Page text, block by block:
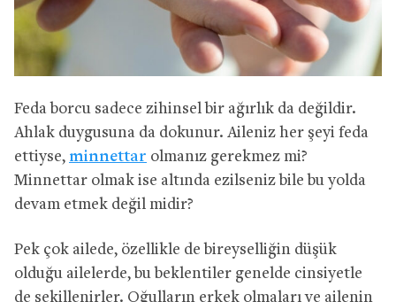
Feda borcu sadece zihinsel bir ağırlık da değildir.
Ahlak duygusuna da dokunur. Aileniz her şeyi feda
ettiyse, minnettar olmanız gerekmez mi?
Minnettar olmak ise altında ezilseniz bile bu yolda
devam etmek değil midir?
Pek çok ailede, özellikle de bireyselliğin düşük
olduğu ailelerde, bu beklentiler genelde cinsiyetle
de şekillenirler. Oğulların erkek olmaları ve ailenin